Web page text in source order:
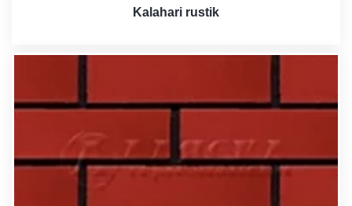
Kalahari rustik